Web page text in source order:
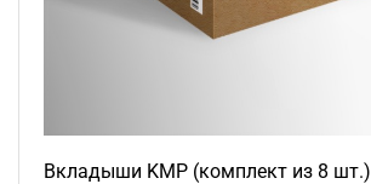
Вкладыши KMP (комплект из 8 шт.)